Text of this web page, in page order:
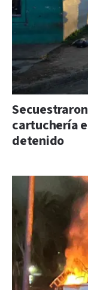
cartuchería
detenido